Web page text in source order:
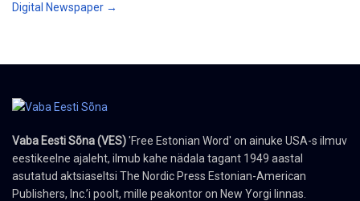
Digital Newspaper →
Vaba Eesti Sõna (VES)'Free Estonian Word' on ainuke USA-s ilmuv
eestikeelne ajaleht, ilmub kahe nädala tagant 1949 aastal
asutatud aktsiaseltsi The Nordic Press Estonian-American
Publishers, Inc.’i poolt, mille peakontor on New Yorgi linnas.